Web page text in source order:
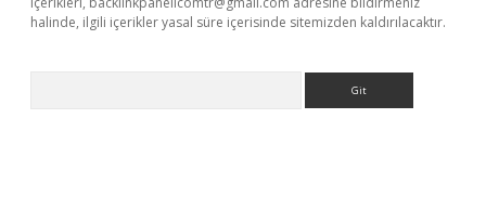
halinde, ilgili içerikler yasal süre içerisinde sitemizden kaldırılacaktır.